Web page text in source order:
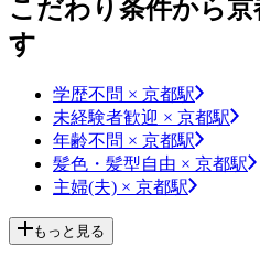
こだわり条件から
す
学歴不問 × 京都駅
未経験者歓迎 × 京都駅
年齢不問 × 京都駅
髪色・髪型自由 × 京都駅
主婦(夫) × 京都駅
もっと見る